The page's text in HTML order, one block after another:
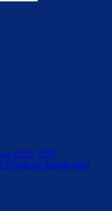
2025/ 2026
Wartin ist derzeit nicht